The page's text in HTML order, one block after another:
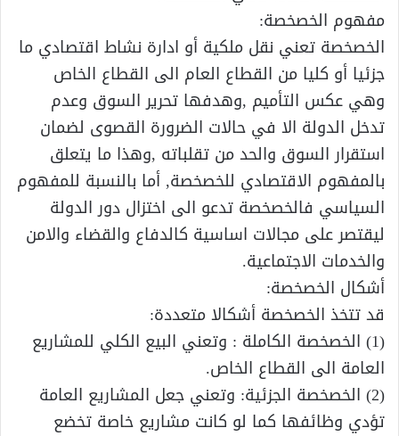
مفهوم الخصخصة:
الخصخصة تعني نقل ملكية أو ادارة نشاط اقتصادي ما
جزئيا أو كليا من القطاع العام الى القطاع الخاص
وهي عكس التأميم ,وهدفها تحرير السوق وعدم
تدخل الدولة الا في حالات الضرورة القصوى لضمان
استقرار السوق والحد من تقلباته ,وهذا ما يتعلق
بالمفهوم الاقتصادي للخصخصة, أما بالنسبة للمفهوم
السياسي فالخصخصة تدعو الى اختزال دور الدولة
ليقتصر على مجالات اساسية كالدفاع والقضاء والامن
والخدمات الاجتماعية.
أشكال الخصخصة:
قد تتخذ الخصخصة أشكالا متعددة:
(1) الخصخصة الكاملة : وتعني البيع الكلي للمشاريع
العامة الى القطاع الخاص.
(2) الخصخصة الجزئية: وتعني جعل المشاريع العامة
تؤدي وظائفها كما لو كانت مشاريع خاصة تخضع